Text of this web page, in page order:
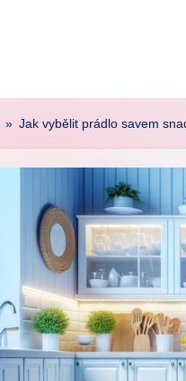
» Jak vybělit prádlo savem